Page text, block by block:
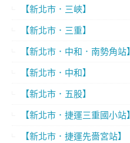
【新北市．三峽】
【新北市．三重】
【新北市．中和．南勢角站】
【新北市．中和】
【新北市．五股】
【新北市．捷運三重國小站】
【新北市．捷運先嗇宮站】